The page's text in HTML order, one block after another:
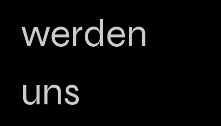
werden
uns